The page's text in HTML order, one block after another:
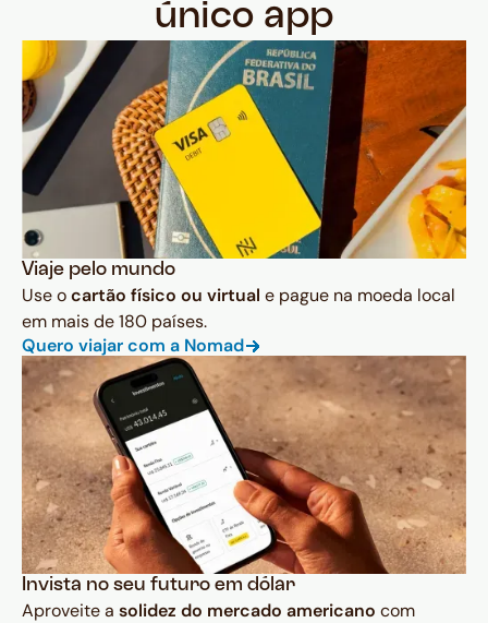
único app
Viaje pelo mundo
Use ocartão físico ou virtual e pague na moeda local
em mais de 180 países.
Quero viajar com a Nomad
Invista no seu futuro em dólar
Aproveite a solidez do mercado americano com